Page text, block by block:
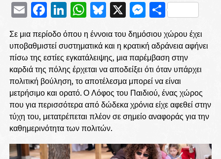
EmailFacebook
LinkedIn
WhatsApp
Bluesky
X
Σε μια περίοδο όπου η έννοια του δημόσιου χώρου έχει
υποβαθμιστεί συστηματικά και η κρατική αδράνεια αφήνει
πίσω της εστίες εγκατάλειψης, μια παρέμβαση στην
καρδιά της πόλης έρχεται να αποδείξει ότι όταν υπάρχει
πολιτική βούληση, το αποτέλεσμα μπορεί να είναι
μετρήσιμο και ορατό. Ο Λόφος του Παιδιού, ένας χώρος
που για περισσότερα από δώδεκα χρόνια είχε αφεθεί στην
τύχη του, μετατρέπεται πλέον σε σημείο αναφοράς για την
καθημερινότητα των πολιτών.